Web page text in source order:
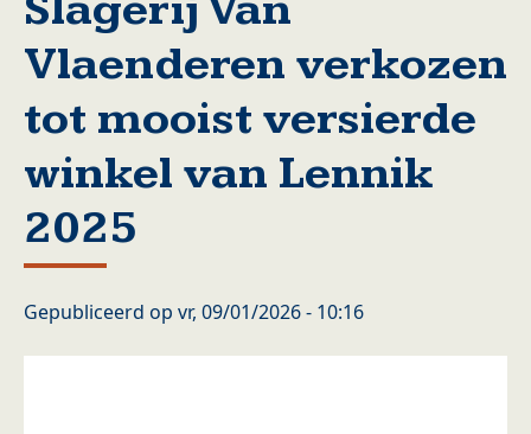
Vlaenderen verkozen
tot mooist versierde
winkel van Lennik
2025
Gepubliceerd op vr, 09/01/2026 - 10:16